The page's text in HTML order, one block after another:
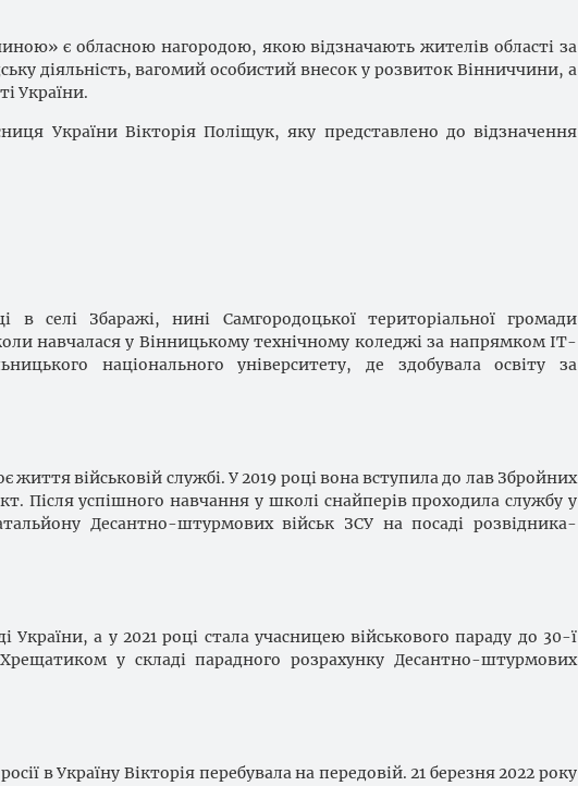
є обласною нагородою, якою відзначають жителів області за
діяльність, вагомий особистий внесок у розвиток Вінниччини, а
України.
України Вікторія Поліщук, яку представлено до відзначення
в селі Збаражі, нині Самгородоцької територіальної громади
навчалася у Вінницькому технічному коледжі за напрямком ІТ-
національного університету, де здобувала освіту за
життя військовій службі. У 2019 році вона вступила до лав Збройних
Після успішного навчання у школі снайперів проходила службу у
Десантно-штурмових військ ЗСУ на посаді розвідника-
України, а у 2021 році стала учасницею військового параду до 30-ї
у складі парадного розрахунку Десантно-штурмових
в Україну Вікторія перебувала на передовій. 21 березня 2022 року